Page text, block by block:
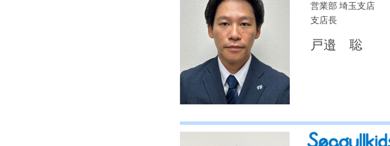
営業部 埼玉支店
支店長
戸邉 聡